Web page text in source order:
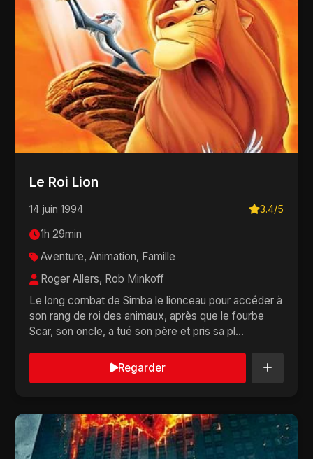
Le Roi Lion
14 juin 1994 3.4/5
1h 29min
Aventure, Animation, Famille
Roger Allers, Rob Minkoff
Le long combat de Simba le lionceau pour accéder à
son rang de roi des animaux, après que le fourbe
Scar, son oncle, a tué son père et pris sa pl...
Regarder